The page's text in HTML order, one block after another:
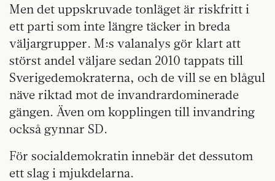
Men det uppskruvade tonläget är riskfritt i
ett parti som inte längre täcker in breda
väljargrupper. M:s valanalys gör klart att
störst andel väljare sedan 2010 tappats till
Sverigedemokraterna, och de vill se en blågul
näve riktad mot de invandrardominerade
gängen. Även om kopplingen till invandring
också gynnar SD.
För socialdemokratin innebär det dessutom
ett slag i mjukdelarna.